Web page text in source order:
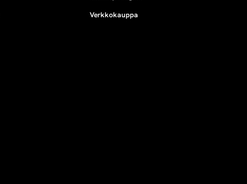
Verkkokauppa